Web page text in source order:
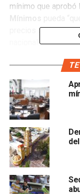
mínimo que aprobó
precios que se
Opinó que de
el consumo de
verdadero lujo, no
la población en
“Estábamos muy
mínimo del 20 por
felicidad le duro
que se prevé un